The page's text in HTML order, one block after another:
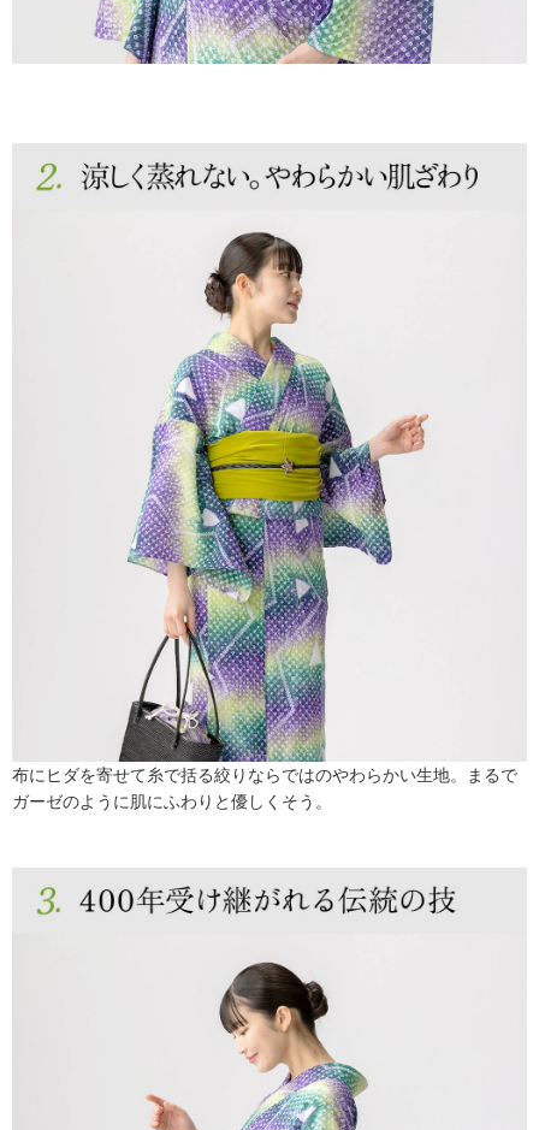
布にヒダを寄せて糸で括る絞りならではのやわらかい生地。まるで
ガーゼのように肌にふわりと優しくそう。